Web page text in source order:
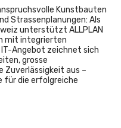
Kunstbauten
Strassenplanungen: Als
unterstützt ALLPLAN
mit integrierten
Angebot zeichnet sich
grosse
aus –
für die erfolgreiche